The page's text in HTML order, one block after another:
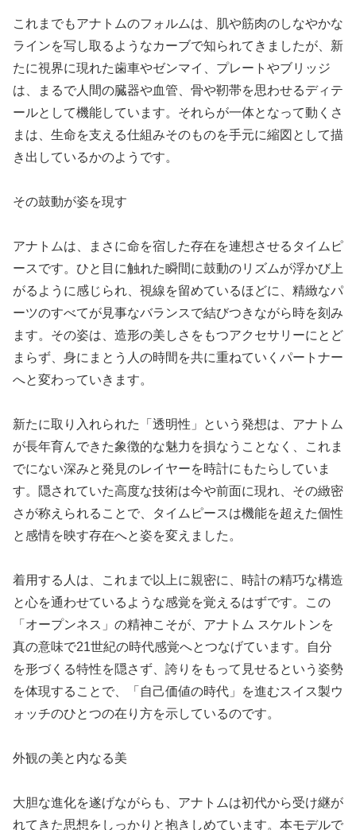
これまでもアナトムのフォルムは、肌や筋肉のしなやかな
ラインを写し取るようなカーブで知られてきましたが、新
たに視界に現れた歯車やゼンマイ、プレートやブリッジ
は、まるで人間の臓器や血管、骨や靭帯を思わせるディテ
ールとして機能しています。それらが一体となって動くさ
まは、生命を支える仕組みそのものを手元に縮図として描
き出しているかのようです。
その鼓動が姿を現す
アナトムは、まさに命を宿した存在を連想させるタイムピ
ースです。ひと目に触れた瞬間に鼓動のリズムが浮かび上
がるように感じられ、視線を留めているほどに、精緻なパ
ーツのすべてが見事なバランスで結びつきながら時を刻み
ます。その姿は、造形の美しさをもつアクセサリーにとど
まらず、身にまとう人の時間を共に重ねていくパートナー
へと変わっていきます。
新たに取り入れられた「透明性」という発想は、アナトム
が長年育んできた象徴的な魅力を損なうことなく、これま
でにない深みと発見のレイヤーを時計にもたらしていま
す。隠されていた高度な技術は今や前面に現れ、その緻密
さが称えられることで、タイムピースは機能を超えた個性
と感情を映す存在へと姿を変えました。
着用する人は、これまで以上に親密に、時計の精巧な構造
と心を通わせているような感覚を覚えるはずです。この
「オープンネス」の精神こそが、アナトム スケルトンを
真の意味で21世紀の時代感覚へとつなげています。自分
を形づくる特性を隠さず、誇りをもって見せるという姿勢
を体現することで、「自己価値の時代」を進むスイス製ウ
ォッチのひとつの在り方を示しているのです。
外観の美と内なる美
大胆な進化を遂げながらも、アナトムは初代から受け継が
れてきた思想をしっかりと抱きしめています。本モデルで